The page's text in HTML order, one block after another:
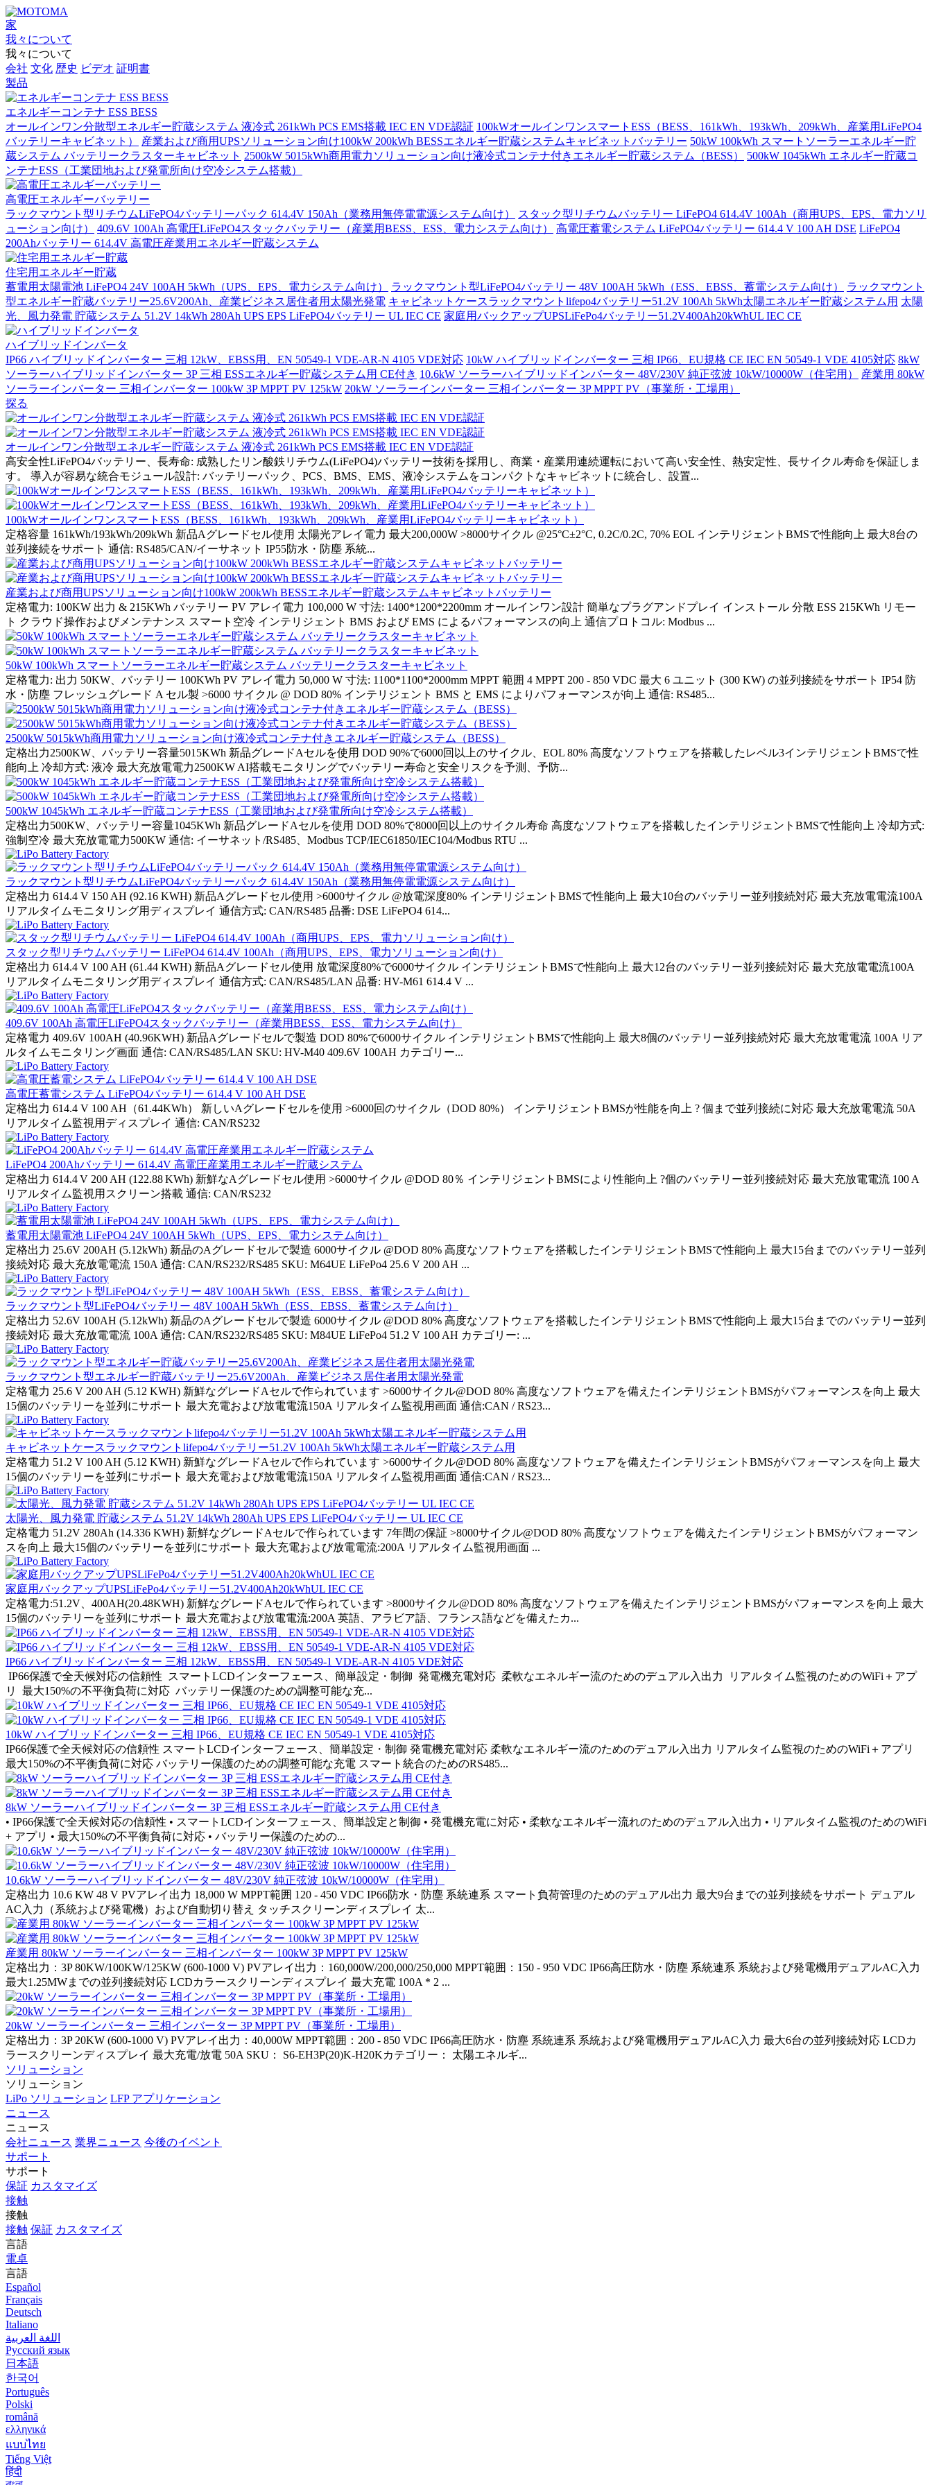
家
我々について
我々について
会社 文化 歴史 ビデオ 証明書
製品
エネルギーコンテナ ESS BESS
オールインワン分散型エネルギー貯蔵システム 液冷式 261kWh PCS EMS搭載 IEC EN VDE認証 100kWオールインワンスマートESS（BESS、161kWh、193kWh、209kWh、産業用LiFePO4
バッテリーキャビネット）
産業および商用UPSソリューション向け100kW 200kWh BESSエネルギー貯蔵システムキャビネットバッテリー 50kW 100kWh スマートソーラーエネルギー貯
蔵システム バッテリークラスターキャビネット 2500kW 5015kWh商用電力ソリューション向け液冷式コンテナ付きエネルギー貯蔵システム（BESS）
500kW 1045kWh エネルギー貯蔵コ
ンテナESS（工業団地および発電所向け空冷システム搭載）
高電圧エネルギーバッテリー
ラックマウント型リチウムLiFePO4バッテリーパック 614.4V 150Ah（業務用無停電電源システム向け）
スタック型リチウムバッテリー LiFePO4 614.4V 100Ah（商用UPS、EPS、電力ソリ
ューション向け）
409.6V 100Ah 高電圧LiFePO4スタックバッテリー（産業用BESS、ESS、電力システム向け） 高電圧蓄電システム LiFePO4バッテリー 614.4 V 100 AH DSE LiFePO4
200Ahバッテリー 614.4V 高電圧産業用エネルギー貯蔵システム
住宅用エネルギー貯蔵
蓄電用太陽電池 LiFePO4 24V 100AH 5kWh（UPS、EPS、電力システム向け）
ラックマウント型LiFePO4バッテリー 48V 100AH 5kWh（ESS、EBSS、蓄電システム向け）
ラックマウント
型エネルギー貯蔵バッテリー25.6V200Ah、産業ビジネス居住者用太陽光発電 キャビネットケースラックマウントlifepo4バッテリー51.2V 100Ah 5kWh太陽エネルギー貯蔵システム用 太陽
光、風力発電 貯蔵システム 51.2V 14kWh 280Ah UPS EPS LiFePO4バッテリー UL IEC CE 家庭用バックアップUPSLiFePo4バッテリー51.2V400Ah20kWhUL IEC CE
ハイブリッドインバータ
IP66 ハイブリッドインバーター 三相 12kW、EBSS用、EN 50549-1 VDE-AR-N 4105 VDE対応 10kW ハイブリッドインバーター 三相 IP66、EU規格 CE IEC EN 50549-1 VDE 4105対応 8kW
ソーラーハイブリッドインバーター 3P 三相 ESSエネルギー貯蔵システム用 CE付き 10.6kW ソーラーハイブリッドインバーター 48V/230V 純正弦波 10kW/10000W（住宅用）
産業用 80kW
ソーラーインバーター 三相インバーター 100kW 3P MPPT PV 125kW 20kW ソーラーインバーター 三相インバーター 3P MPPT PV（事業所・工場用）
探る
オールインワン分散型エネルギー貯蔵システム 液冷式 261kWh PCS EMS搭載 IEC EN VDE認証
高安全性LiFePO4バッテリー、長寿命: 成熟したリン酸鉄リチウム(LiFePO4)バッテリー技術を採用し、商業・産業用連続運転において高い安全性、熱安定性、長サイクル寿命を保証しま
す。 導入が容易な統合モジュール設計: バッテリーパック、PCS、BMS、EMS、液冷システムをコンパクトなキャビネットに統合し、設置...
100kWオールインワンスマートESS（BESS、161kWh、193kWh、209kWh、産業用LiFePO4バッテリーキャビネット）
定格容量 161kWh/193kWh/209kWh 新品Aグレードセル使用 太陽光アレイ電力 最大200,000W >8000サイクル @25°C±2°C, 0.2C/0.2C, 70% EOL インテリジェントBMSで性能向上 最大8台の
並列接続をサポート 通信: RS485/CAN/イーサネット IP55防水・防塵 系統...
産業および商用UPSソリューション向け100kW 200kWh BESSエネルギー貯蔵システムキャビネットバッテリー
定格電力: 100KW 出力 & 215KWh バッテリー PV アレイ電力 100,000 W 寸法: 1400*1200*2200mm オールインワン設計 簡単なプラグアンドプレイ インストール 分散 ESS 215KWh リモー
ト クラウド操作およびメンテナンス スマート空冷 インテリジェント BMS および EMS によるパフォーマンスの向上 通信プロトコル: Modbus ...
50kW 100kWh スマートソーラーエネルギー貯蔵システム バッテリークラスターキャビネット
定格電力: 出力 50KW、バッテリー 100KWh PV アレイ電力 50,000 W 寸法: 1100*1100*2000mm MPPT 範囲 4 MPPT 200 - 850 VDC 最大 6 ユニット (300 KW) の並列接続をサポート IP54 防
水・防塵 フレッシュグレード A セル製 >6000 サイクル @ DOD 80% インテリジェント BMS と EMS によりパフォーマンスが向上 通信: RS485...
2500kW 5015kWh商用電力ソリューション向け液冷式コンテナ付きエネルギー貯蔵システム（BESS）
定格出力2500KW、バッテリー容量5015KWh 新品グレードAセルを使用 DOD 90%で6000回以上のサイクル、EOL 80% 高度なソフトウェアを搭載したレベル3インテリジェントBMSで性
能向上 冷却方式: 液冷 最大充放電電力2500KW AI搭載モニタリングでバッテリー寿命と安全リスクを予測、予防...
500kW 1045kWh エネルギー貯蔵コンテナESS（工業団地および発電所向け空冷システム搭載）
定格出力500KW、バッテリー容量1045KWh 新品グレードAセルを使用 DOD 80%で8000回以上のサイクル寿命 高度なソフトウェアを搭載したインテリジェントBMSで性能向上 冷却方式:
強制空冷 最大充放電電力500KW 通信: イーサネット/RS485、Modbus TCP/IEC61850/IEC104/Modbus RTU ...
ラックマウント型リチウムLiFePO4バッテリーパック 614.4V 150Ah（業務用無停電電源システム向け）
定格出力 614.4 V 150 AH (92.16 KWH) 新品Aグレードセル使用 >6000サイクル @放電深度80% インテリジェントBMSで性能向上 最大10台のバッテリー並列接続対応 最大充放電電流100A
リアルタイムモニタリング用ディスプレイ 通信方式: CAN/RS485 品番: DSE LiFePO4 614...
スタック型リチウムバッテリー LiFePO4 614.4V 100Ah（商用UPS、EPS、電力ソリューション向け）
定格出力 614.4 V 100 AH (61.44 KWH) 新品Aグレードセル使用 放電深度80%で6000サイクル インテリジェントBMSで性能向上 最大12台のバッテリー並列接続対応 最大充放電電流100A
リアルタイムモニタリング用ディスプレイ 通信方式: CAN/RS485/LAN 品番: HV-M61 614.4 V ...
409.6V 100Ah 高電圧LiFePO4スタックバッテリー（産業用BESS、ESS、電力システム向け）
定格電力 409.6V 100AH (40.96KWH) 新品Aグレードセルで製造 DOD 80%で6000サイクル インテリジェントBMSで性能向上 最大8個のバッテリー並列接続対応 最大充放電電流 100A リア
ルタイムモニタリング画面 通信: CAN/RS485/LAN SKU: HV-M40 409.6V 100AH カテゴリー...
高電圧蓄電システム LiFePO4バッテリー 614.4 V 100 AH DSE
定格出力 614.4 V 100 AH（61.44KWh） 新しいAグレードセルを使用 >6000回のサイクル（DOD 80%） インテリジェントBMSが性能を向上 ? 個まで並列接続に対応 最大充放電電流 50A
リアルタイム監視用ディスプレイ 通信: CAN/RS232
LiFePO4 200Ahバッテリー 614.4V 高電圧産業用エネルギー貯蔵システム
定格出力 614.4 V 200 AH (122.88 KWh) 新鮮なAグレードセル使用 >6000サイクル @DOD 80％ インテリジェントBMSにより性能向上 ?個のバッテリー並列接続対応 最大充放電電流 100 A
リアルタイム監視用スクリーン搭載 通信: CAN/RS232
蓄電用太陽電池 LiFePO4 24V 100AH 5kWh（UPS、EPS、電力システム向け）
定格出力 25.6V 200AH (5.12kWh) 新品のAグレードセルで製造 6000サイクル @DOD 80% 高度なソフトウェアを搭載したインテリジェントBMSで性能向上 最大15台までのバッテリー並列
接続対応 最大充放電電流 150A 通信: CAN/RS232/RS485 SKU: M64UE LiFePo4 25.6 V 200 AH ...
ラックマウント型LiFePO4バッテリー 48V 100AH 5kWh（ESS、EBSS、蓄電システム向け）
定格出力 52.6V 100AH (5.12kWh) 新品のAグレードセルで製造 6000サイクル @DOD 80% 高度なソフトウェアを搭載したインテリジェントBMSで性能向上 最大15台までのバッテリー並列
接続対応 最大充放電電流 100A 通信: CAN/RS232/RS485 SKU: M84UE LiFePo4 51.2 V 100 AH カテゴリー: ...
ラックマウント型エネルギー貯蔵バッテリー25.6V200Ah、産業ビジネス居住者用太陽光発電
定格電力 25.6 V 200 AH (5.12 KWH) 新鮮なグレードAセルで作られています >6000サイクル@DOD 80% 高度なソフトウェアを備えたインテリジェントBMSがパフォーマンスを向上 最大
15個のバッテリーを並列にサポート 最大充電および放電電流150A リアルタイム監視用画面 通信:CAN / RS23...
キャビネットケースラックマウントlifepo4バッテリー51.2V 100Ah 5kWh太陽エネルギー貯蔵システム用
定格電力 51.2 V 100 AH (5.12 KWH) 新鮮なグレードAセルで作られています >6000サイクル@DOD 80% 高度なソフトウェアを備えたインテリジェントBMSがパフォーマンスを向上 最大
15個のバッテリーを並列にサポート 最大充電および放電電流150A リアルタイム監視用画面 通信:CAN / RS23...
太陽光、風力発電 貯蔵システム 51.2V 14kWh 280Ah UPS EPS LiFePO4バッテリー UL IEC CE
定格電力 51.2V 280Ah (14.336 KWH) 新鮮なグレードAセルで作られています 7年間の保証 >8000サイクル@DOD 80% 高度なソフトウェアを備えたインテリジェントBMSがパフォーマン
スを向上 最大15個のバッテリーを並列にサポート 最大充電および放電電流:200A リアルタイム監視用画面 ...
家庭用バックアップUPSLiFePo4バッテリー51.2V400Ah20kWhUL IEC CE
定格電力:51.2V、400AH(20.48KWH) 新鮮なグレードAセルで作られています >8000サイクル@DOD 80% 高度なソフトウェアを備えたインテリジェントBMSがパフォーマンスを向上 最大
15個のバッテリーを並列にサポート 最大充電および放電電流:200A 英語、アラビア語、フランス語などを備えたカ...
IP66 ハイブリッドインバーター 三相 12kW、EBSS用、EN 50549-1 VDE-AR-N 4105 VDE対応
IP66保護で全天候対応の信頼性 スマートLCDインターフェース、簡単設定・制御 発電機充電対応 柔軟なエネルギー流のためのデュアル入出力 リアルタイム監視のためのWiFi＋アプ
リ 最大150%の不平衡負荷に対応 バッテリー保護のための調整可能な充...
10kW ハイブリッドインバーター 三相 IP66、EU規格 CE IEC EN 50549-1 VDE 4105対応
IP66保護で全天候対応の信頼性 スマートLCDインターフェース、簡単設定・制御 発電機充電対応 柔軟なエネルギー流のためのデュアル入出力 リアルタイム監視のためのWiFi＋アプリ
最大150%の不平衡負荷に対応 バッテリー保護のための調整可能な充電 スマート統合のためのRS485...
8kW ソーラーハイブリッドインバーター 3P 三相 ESSエネルギー貯蔵システム用 CE付き
• IP66保護で全天候対応の信頼性 • スマートLCDインターフェース、簡単設定と制御 • 発電機充電に対応 • 柔軟なエネルギー流れのためのデュアル入出力 • リアルタイム監視のためのWiFi
+ アプリ • 最大150%の不平衡負荷に対応 • バッテリー保護のための...
10.6kW ソーラーハイブリッドインバーター 48V/230V 純正弦波 10kW/10000W（住宅用）
定格出力 10.6 KW 48 V PVアレイ出力 18,000 W MPPT範囲 120 - 450 VDC IP66防水・防塵 系統連系 スマート負荷管理のためのデュアル出力 最大9台までの並列接続をサポート デュアル
AC入力（系統および発電機）および自動切り替え タッチスクリーンディスプレイ 太...
産業用 80kW ソーラーインバーター 三相インバーター 100kW 3P MPPT PV 125kW
定格出力：3P 80KW/100KW/125KW (600-1000 V) PVアレイ出力：160,000W/200,000/250,000 MPPT範囲：150 - 950 VDC IP66高圧防水・防塵 系統連系 系統および発電機用デュアルAC入力
最大1.25MWまでの並列接続対応 LCDカラースクリーンディスプレイ 最大充電 100A * 2 ...
20kW ソーラーインバーター 三相インバーター 3P MPPT PV（事業所・工場用）
定格出力：3P 20KW (600-1000 V) PVアレイ出力：40,000W MPPT範囲：200 - 850 VDC IP66高圧防水・防塵 系統連系 系統および発電機用デュアルAC入力 最大6台の並列接続対応 LCDカ
ラースクリーンディスプレイ 最大充電/放電 50A SKU： S6-EH3P(20)K-H20Kカテゴリー： 太陽エネルギ...
ソリューション
ソリューション
LiPo ソリューション LFP アプリケーション
ニュース
ニュース
会社ニュース 業界ニュース 今後のイベント
サポート
サポート
保証 カスタマイズ
接触
接触
接触 保証 カスタマイズ
言語
電卓
言語
Español
Français
Deutsch
Italiano
اللغة العربية
Русский язык
日本語
한국어
Português
Polski
română
ελληνικά
แบบไทย
Tiếng Việt
हिंदी